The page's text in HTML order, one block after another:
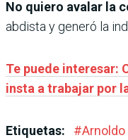
No quiero avalar la
abdista y generó la
Te puede interesar:
insta a trabajar por
Etiquetas: #Arnoldo